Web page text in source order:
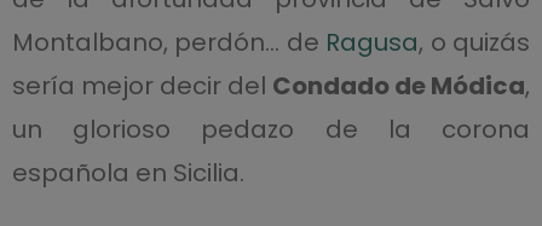
Montalbano, perdón… de Ragusa, o quizás
sería mejor decir del Condado de Módica,
un glorioso pedazo de la corona
española en Sicilia.